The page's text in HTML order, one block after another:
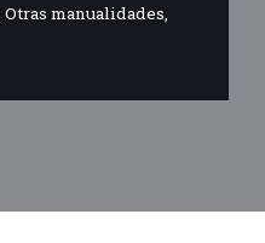
Otras manualidades,